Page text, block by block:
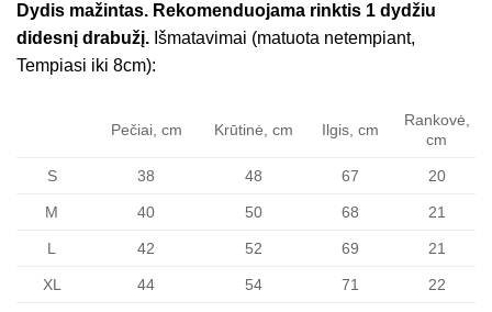
Dydis mažintas. Rekomenduojama rinktis 1 dydžiu
didesnį drabužį. Išmatavimai (matuota netempiant,
Tempiasi iki 8cm):
Pečiai, cm Krūtinė, cm Ilgis, cm
Rankovė,
cm
S 38 48 67 20
M 40 50 68 21
L 42 52 69 21
XL 44 54 71 22